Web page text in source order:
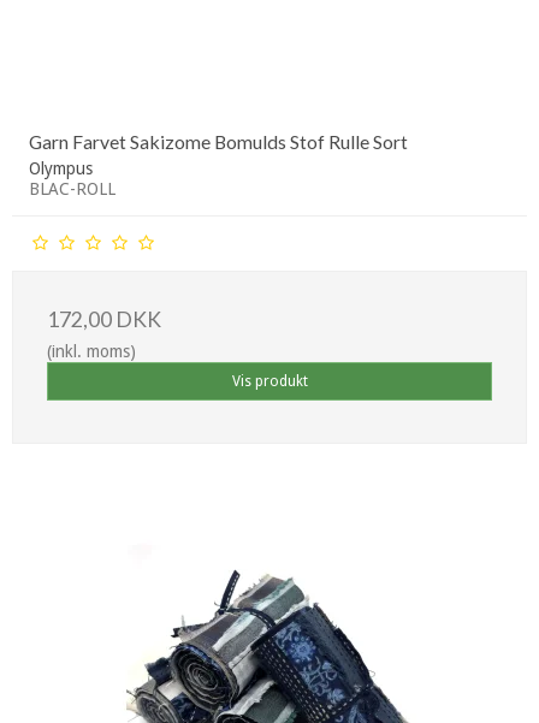
Garn Farvet Sakizome Bomulds Stof Rulle Sort
Olympus
BLAC-ROLL
172,00 DKK
(inkl. moms)
Vis produkt